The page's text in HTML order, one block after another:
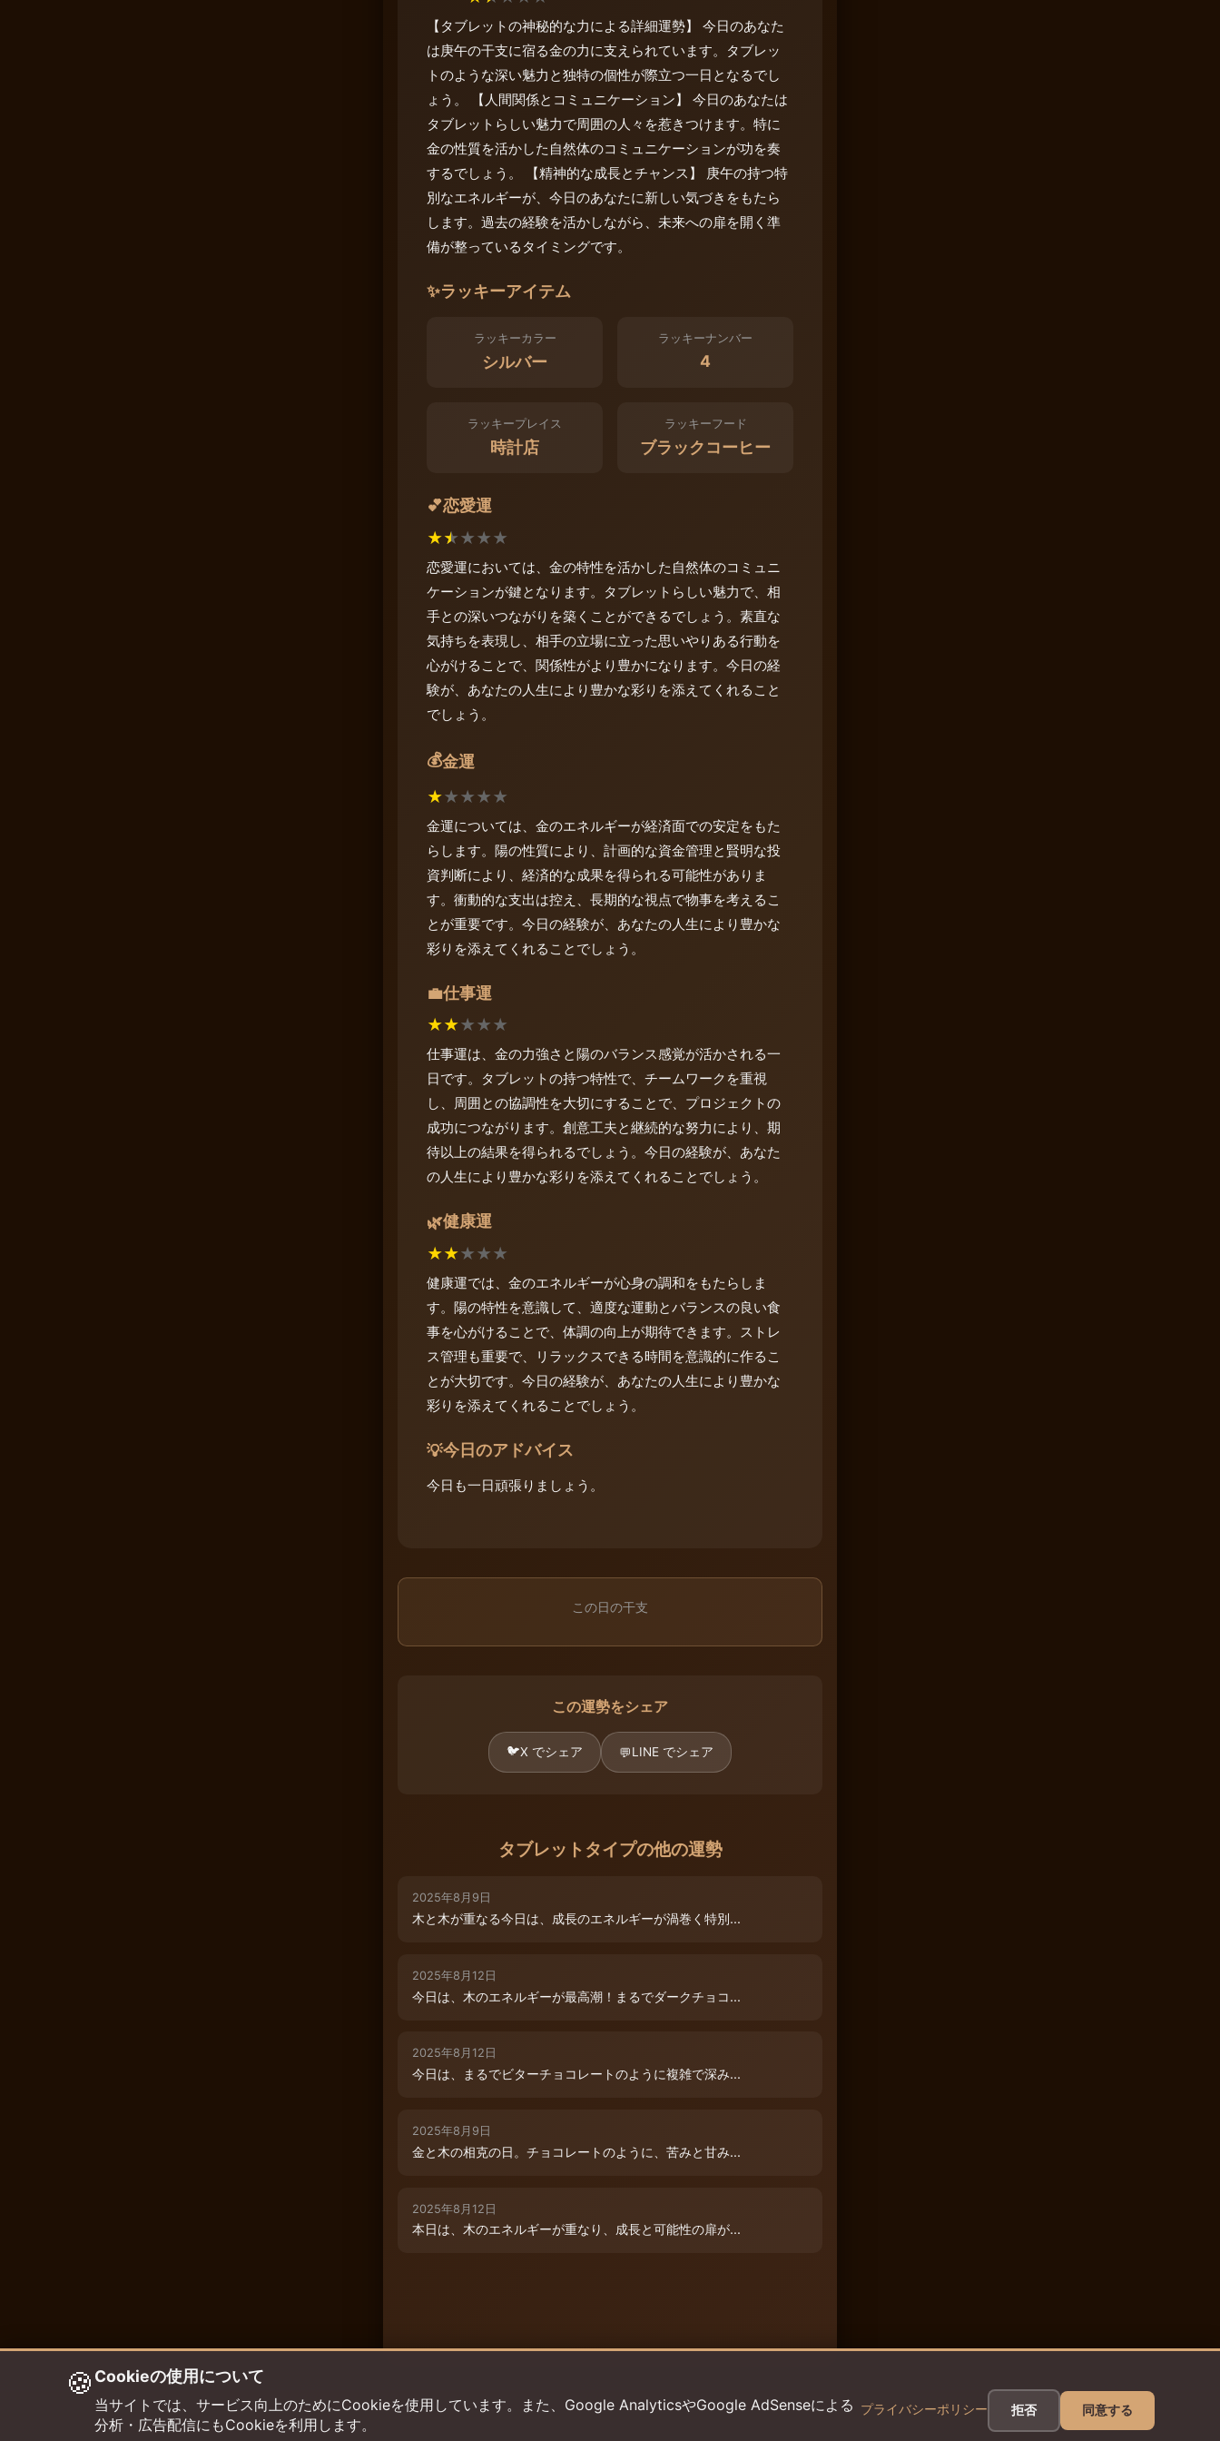
【タブレットの神秘的な力による詳細運勢】 今日のあなた
は庚午の干支に宿る金の力に支えられています。タブレッ
トのような深い魅力と独特の個性が際立つ一日となるでし
ょう。 【人間関係とコミュニケーション】 今日のあなたは
タブレットらしい魅力で周囲の人々を惹きつけます。特に
金の性質を活かした自然体のコミュニケーションが功を奏
するでしょう。 【精神的な成長とチャンス】 庚午の持つ特
別なエネルギーが、今日のあなたに新しい気づきをもたら
します。過去の経験を活かしながら、未来への扉を開く準
備が整っているタイミングです。
✨ラッキーアイテム
ラッキーカラー
シルバー
ラッキーナンバー
4
ラッキープレイス
時計店
ラッキーフード
ブラックコーヒー
💕恋愛運
★★★★★
恋愛運においては、金の特性を活かした自然体のコミュニ
ケーションが鍵となります。タブレットらしい魅力で、相
手との深いつながりを築くことができるでしょう。素直な
気持ちを表現し、相手の立場に立った思いやりある行動を
心がけることで、関係性がより豊かになります。今日の経
験が、あなたの人生により豊かな彩りを添えてくれること
でしょう。
💰金運
★★★★★
金運については、金のエネルギーが経済面での安定をもた
らします。陽の性質により、計画的な資金管理と賢明な投
資判断により、経済的な成果を得られる可能性がありま
す。衝動的な支出は控え、長期的な視点で物事を考えるこ
とが重要です。今日の経験が、あなたの人生により豊かな
彩りを添えてくれることでしょう。
💼仕事運
★★★★★
仕事運は、金の力強さと陽のバランス感覚が活かされる一
日です。タブレットの持つ特性で、チームワークを重視
し、周囲との協調性を大切にすることで、プロジェクトの
成功につながります。創意工夫と継続的な努力により、期
待以上の結果を得られるでしょう。今日の経験が、あなた
の人生により豊かな彩りを添えてくれることでしょう。
🌿健康運
★★★★★
健康運では、金のエネルギーが心身の調和をもたらしま
す。陽の特性を意識して、適度な運動とバランスの良い食
事を心がけることで、体調の向上が期待できます。ストレ
ス管理も重要で、リラックスできる時間を意識的に作るこ
とが大切です。今日の経験が、あなたの人生により豊かな
彩りを添えてくれることでしょう。
💡今日のアドバイス
今日も一日頑張りましょう。
この日の干支
この運勢をシェア
🐦X でシェア 💬LINE でシェア
タブレットタイプの他の運勢
2025年8月9日
木と木が重なる今日は、成長のエネルギーが渦巻く特別...
2025年8月12日
今日は、木のエネルギーが最高潮！まるでダークチョコ...
2025年8月12日
今日は、まるでビターチョコレートのように複雑で深み...
2025年8月9日
金と木の相克の日。チョコレートのように、苦みと甘み...
2025年8月12日
本日は、木のエネルギーが重なり、成長と可能性の扉が...
🍪 Cookieの使用について
当サイトでは、サービス向上のためにCookieを使用しています。また、Google AnalyticsやGoogle AdSenseによる
分析・広告配信にもCookieを利用します。
プライバシーポリシー 拒否 同意する